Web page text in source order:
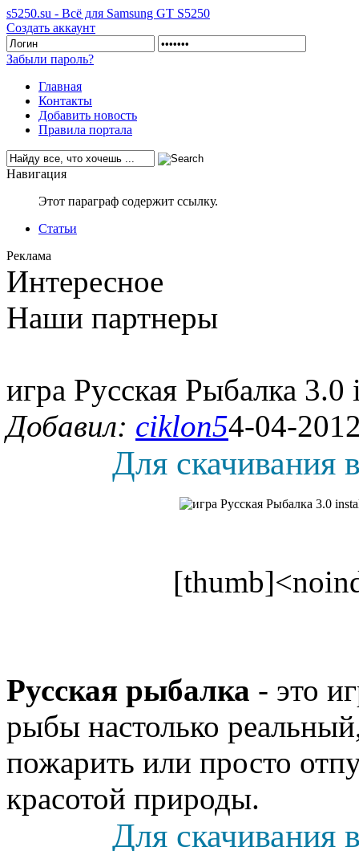
s5250.su - Всё для Samsung GT S5250
Создать аккаунт
Забыли пароль?
Главная
Контакты
Добавить новость
Правила портала
Навигация
Этот параграф содержит ссылку.
Статьи
Реклама
Интересное
Наши партнеры
игра Русская Рыбалка
Добавил: ciklon54-04-
Для скачивания
Русская рыбалка - это
рыбы настолько
пожарить или просто
красотой природы.
Для скачивания